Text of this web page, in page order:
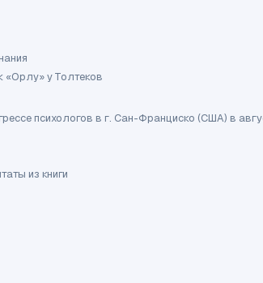
«Орлу» у Толтеков
психологов в г. Сан-Франциско (США) в
из книги